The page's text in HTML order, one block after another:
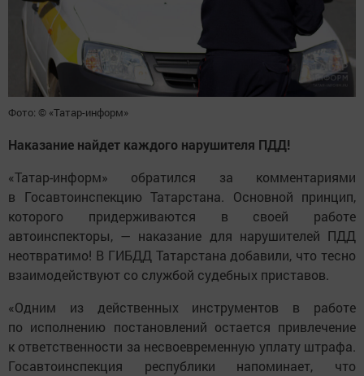
Фото: © «Татар-информ»
Наказание найдет каждого нарушителя ПДД!
«Татар-информ» обратился за комментариями
в Госавтоинспекцию Татарстана. Основной принцип,
которого придерживаются в своей работе
автоинспекторы, — наказание для нарушителей ПДД
неотвратимо! В ГИБДД Татарстана добавили, что тесно
взаимодействуют со службой судебных приставов.
«Одним из действенных инструментов в работе
по исполнению постановлений остается привлечение
к ответственности за несвоевременную уплату штрафа.
Госавтоинспекция республики напоминает, что